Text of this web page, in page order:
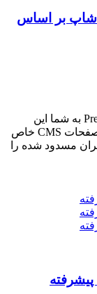
بر اساس
افزونه PrestaShop Hide Products &amp; Category به شما این
امکان را می‌دهد که محصولات، دسته‌بندی‌ها و صفحات CMS خاص
مسدود شده را